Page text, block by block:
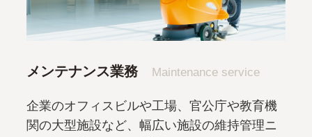
メンテナンス業務 Maintenance service
企業のオフィスビルや工場、官公庁や教育機
関の大型施設など、幅広い施設の維持管理ニ